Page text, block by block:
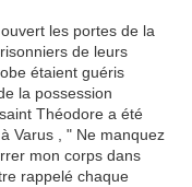
les portes de la
de leurs
étaient guéris
la possession
Théodore a été
Varus , " Ne manquez
mon corps dans
rappelé chaque